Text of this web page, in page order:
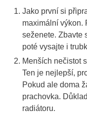
Jako první si
maximální výkon.
seženete. Zbavte
poté vysajte i
Menších nečistot
Ten je nejlepší,
Pokud ale doma
prachovka.
radiátoru.